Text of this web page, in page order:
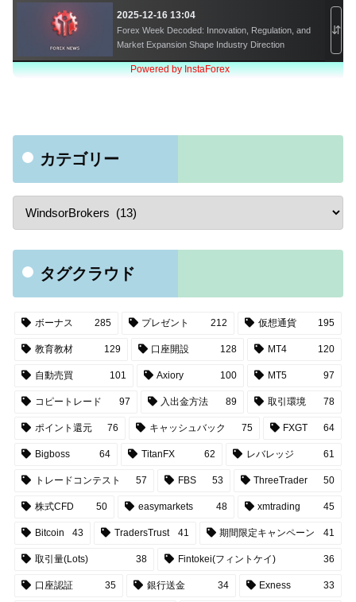
カテゴリー
タグクラウド
ボーナス 285 プレゼント 212 仮想通貨 195
教育教材 129 口座開設 128 MT4 120
自動売買 101 Axiory 100 MT5 97
コピートレード 97 入出金方法 89 取引環境 78
ポイント還元 76 キャッシュバック 75 FXGT 64
Bigboss 64 TitanFX 62 レバレッジ 61
トレードコンテスト 57 FBS 53 ThreeTrader 50
株式CFD 50 easymarkets 48 xmtrading 45
Bitcoin 43 TradersTrust 41 期間限定キャンペーン 41
取引量(Lots) 38 Fintokei(フィントケイ) 36
口座認証 35 銀行送金 34 Exness 33